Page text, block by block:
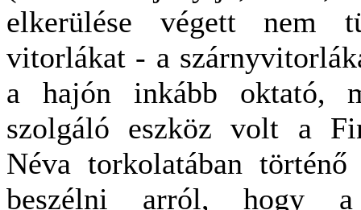
elkerülése végett nem
vitorlákat - a
a hajón inkább oktató,
szolgáló eszköz volt a
Néva torkolatában
beszélni arról, hogy a